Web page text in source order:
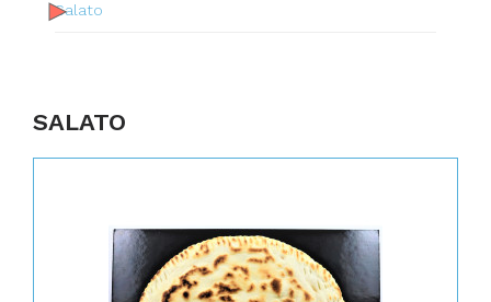
Salato
SALATO